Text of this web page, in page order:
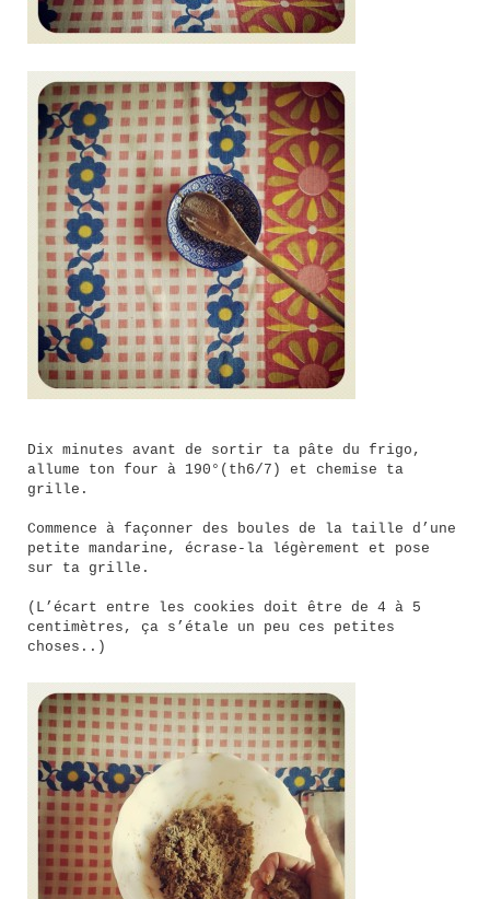
Dix minutes avant de sortir ta pâte du frigo,
allume ton four à 190°(th6/7) et chemise ta
grille.
Commence à façonner des boules de la taille d’une
petite mandarine, écrase-la légèrement et pose
sur ta grille.
(L’écart entre les cookies doit être de 4 à 5
centimètres, ça s’étale un peu ces petites
choses..)